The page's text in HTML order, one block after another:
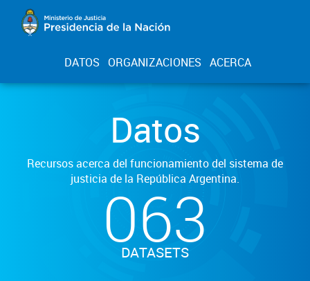
DATOS ORGANIZACIONES ACERCA
Datos
Recursos acerca del funcionamiento del sistema de
justicia de la República Argentina.
063
DATASETS